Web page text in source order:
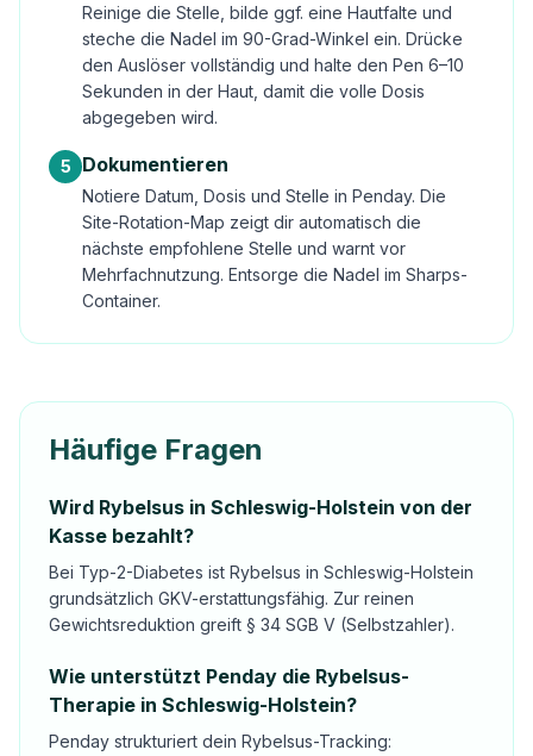
Reinige die Stelle, bilde ggf. eine Hautfalte und
steche die Nadel im 90-Grad-Winkel ein. Drücke
den Auslöser vollständig und halte den Pen 6–10
Sekunden in der Haut, damit die volle Dosis
abgegeben wird.
5 Dokumentieren
Notiere Datum, Dosis und Stelle in Penday. Die
Site-Rotation-Map zeigt dir automatisch die
nächste empfohlene Stelle und warnt vor
Mehrfachnutzung. Entsorge die Nadel im Sharps-
Container.
Häufige Fragen
Wird Rybelsus in Schleswig-Holstein von der
Kasse bezahlt?
Bei Typ-2-Diabetes ist Rybelsus in Schleswig-Holstein
grundsätzlich GKV-erstattungsfähig. Zur reinen
Gewichtsreduktion greift § 34 SGB V (Selbstzahler).
Wie unterstützt Penday die Rybelsus-
Therapie in Schleswig-Holstein?
Penday strukturiert dein Rybelsus-Tracking: